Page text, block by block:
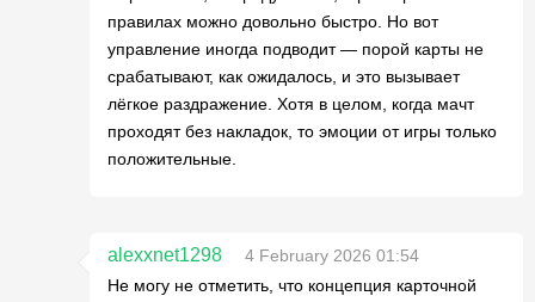
правилах можно довольно быстро. Но вот
управление иногда подводит — порой карты не
срабатывают, как ожидалось, и это вызывает
лёгкое раздражение. Хотя в целом, когда мачт
проходят без накладок, то эмоции от игры только
положительные.
alexxnet1298
4 February 2026 01:54
Не могу не отметить, что концепция карточной